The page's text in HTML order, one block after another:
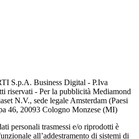
S.p.A. Business Digital - P.Iva
riservati - Per la pubblicità Mediamond
N.V., sede legale Amsterdam (Paesi
46, 20093 Cologno Monzese (MI)
personali trasmessi e/o riprodotti è
all’addestramento di sistemi di